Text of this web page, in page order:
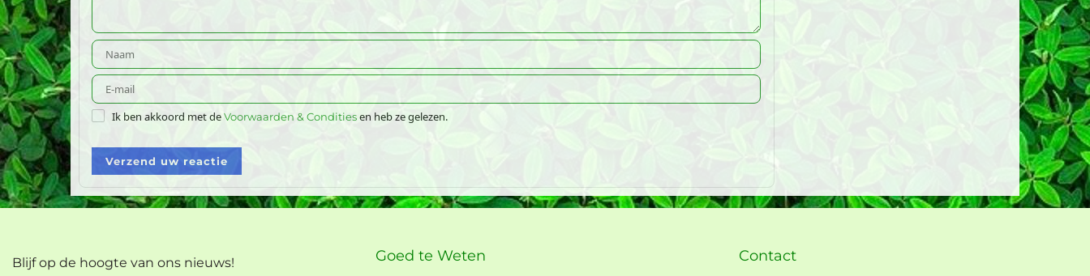
Ik ben akkoord met deVoorwaarden & Conditiesen heb ze gelezen.
Verzend uw reactie
Blijf op de hoogte van ons nieuws! Goed te Weten Contact